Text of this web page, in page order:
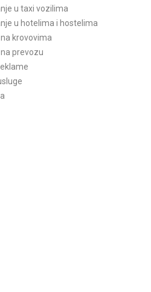
u taxi vozilima
u hotelima i hostelima
krovovima
prevozu